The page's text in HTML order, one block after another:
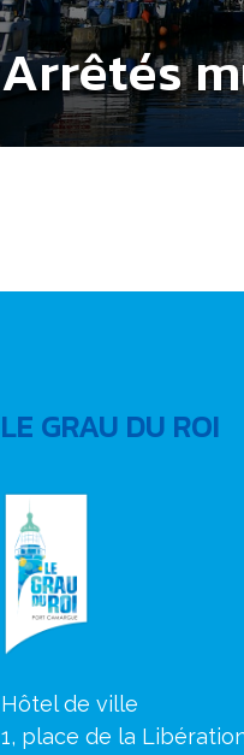
Arrêtés
LE GRAU DU ROI
Hôtel de ville
1, place de la